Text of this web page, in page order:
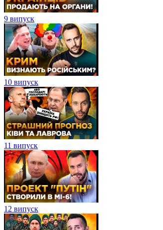
9 випуск
10 випуск
11 випуск
12 випуск